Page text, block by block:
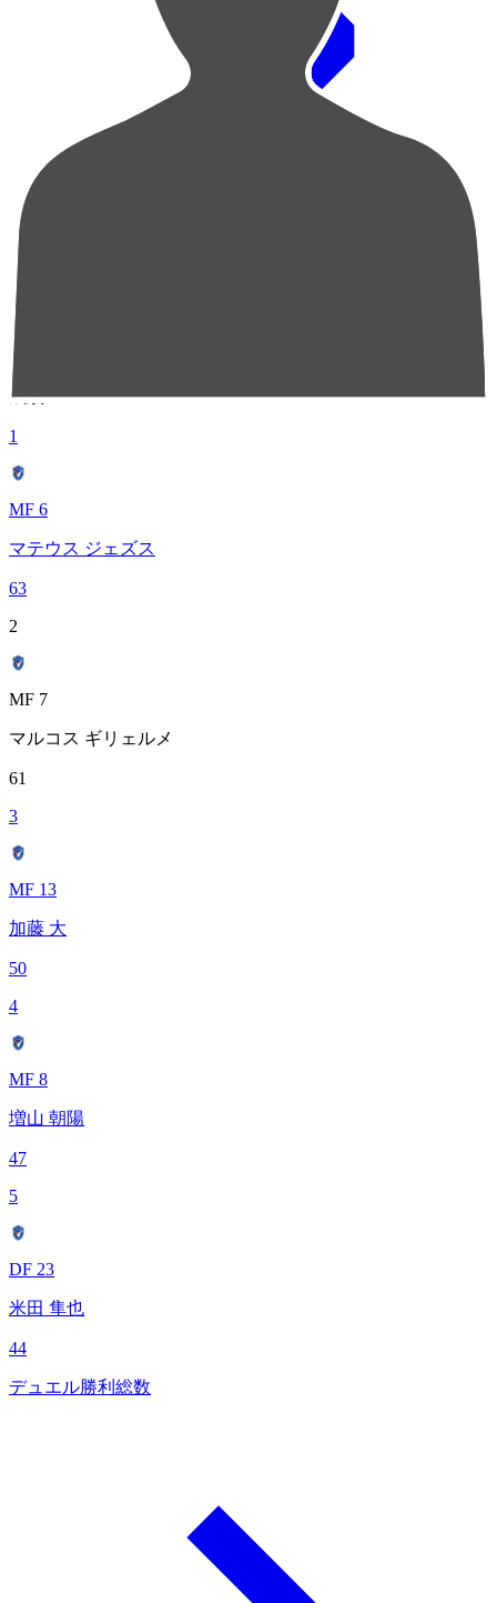
順位
選手名
成績
1
MF 6
マテウス ジェズス
63
2
MF 7
マルコス ギリェルメ
61
3
MF 13
加藤 大
50
4
MF 8
増山 朝陽
47
5
DF 23
米田 隼也
44
デュエル勝利総数